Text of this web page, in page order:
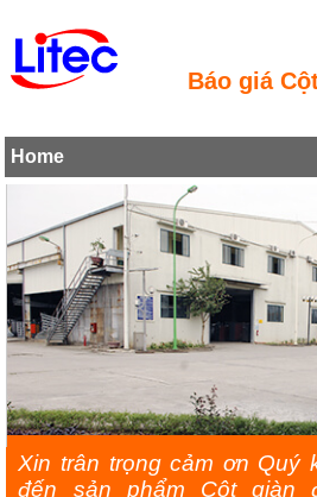
Báo giá
Home
Xin trân trọng cảm ơn Quý
đến sản phẩm Cột giàn